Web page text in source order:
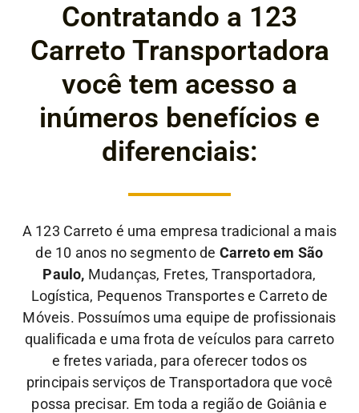
Contratando a 123
Carreto Transportadora
você tem acesso a
inúmeros benefícios e
diferenciais:
A 123 Carreto é uma empresa tradicional a mais
de 10 anos no segmento de Carreto em São
Paulo, Mudanças, Fretes, Transportadora,
Logística, Pequenos Transportes e Carreto de
Móveis. Possuímos uma equipe de profissionais
qualificada e uma frota de veículos para carreto
e fretes variada, para oferecer todos os
principais serviços de Transportadora que você
possa precisar. Em toda a região de Goiânia e